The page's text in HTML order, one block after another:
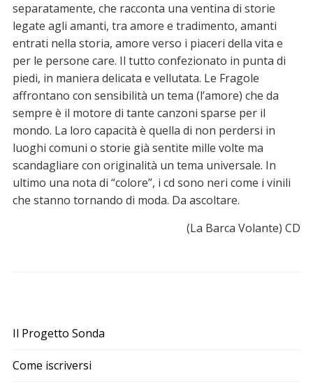
Il Progetto Sonda
Come iscriversi
separatamente, che racconta una ventina di storie
legate agli amanti, tra amore e tradimento, amanti
entrati nella storia, amore verso i piaceri della vita e
per le persone care. Il tutto confezionato in punta di
piedi, in maniera delicata e vellutata. Le Fragole
affrontano con sensibilità un tema (l’amore) che da
sempre è il motore di tante canzoni sparse per il
mondo. La loro capacità è quella di non perdersi in
luoghi comuni o storie già sentite mille volte ma
scandagliare con originalità un tema universale. In
ultimo una nota di “colore”, i cd sono neri come i vinili
che stanno tornando di moda. Da ascoltare.
(La Barca Volante) CD